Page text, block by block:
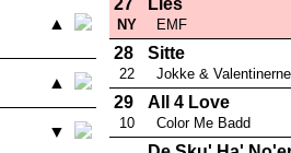
▲
▲
▼
27
NY
Lies
EMF
28
22
Sitte
Jokke & Valentinerne
29
10
All 4 Love
Color Me Badd